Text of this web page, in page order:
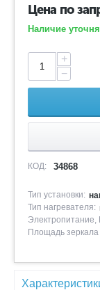
Цена по
Наличие
+
−
КОД: 34868
Тип установки:
Тип нагревателя:
Электропитание,
Площадь зеркала